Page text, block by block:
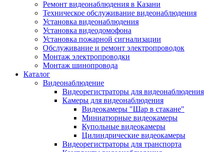
Ремонт видеонаблюдения в Казани
Техническое обслуживание видеонаблюдения
Установка видеонаблюдения
Установка видеодомофона
Установка пожарной сигнализации
Обслуживание и ремонт электропроводок
Монтаж электропроводки
Монтаж шинопровода
Каталог
Видеонаблюдение
Видеорегистраторы для видеонаблюдения
Камеры для видеонаблюдения
Видеокамеры "Шар в стакане"
Миниатюрные видеокамеры
Купольные видеокамеры
Цилиндрические видеокамеры
Видеорегистраторы для транспорта